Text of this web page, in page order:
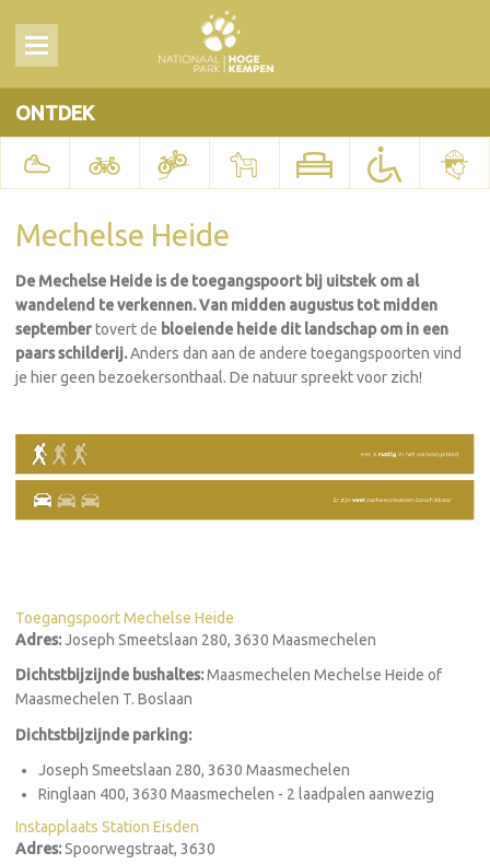
ONTDEK
Mechelse Heide
De Mechelse Heide is de toegangspoort bij uitstek om al
wandelend te verkennen. Van midden augustus tot midden
septembertovert de bloeiende heide dit landschap om in een
paars schilderij.Anders dan aan de andere toegangspoorten vind
je hier geen bezoekersonthaal. De natuur spreekt voor zich!
Toegangspoort Mechelse Heide
Adres:Joseph Smeetslaan 280, 3630 Maasmechelen
Dichtstbijzijnde bushaltes:Maasmechelen Mechelse Heide of
Maasmechelen T. Boslaan
Dichtstbijzijnde parking:
Joseph Smeetslaan 280, 3630 Maasmechelen
Ringlaan 400, 3630 Maasmechelen - 2 laadpalen aanwezig
Instapplaats Station Eisden
Adres:Spoorwegstraat, 3630